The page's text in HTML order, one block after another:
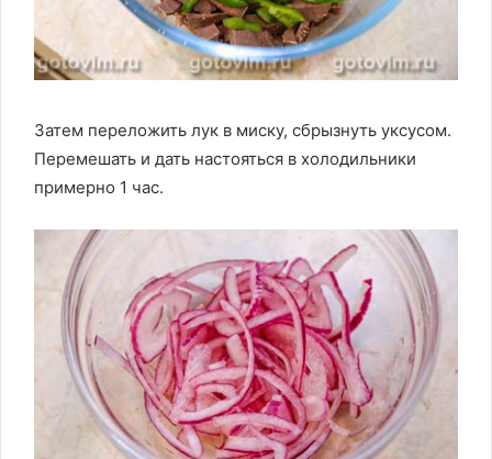
Затем переложить лук в миску, сбрызнуть уксусом.
Перемешать и дать настояться в холодильники
примерно 1 час.